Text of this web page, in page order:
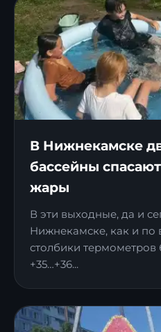
В Нижнекамске
бассейны
жары
В эти выходные, да и
Нижнекамске, как и по
столбики
+35…+36...